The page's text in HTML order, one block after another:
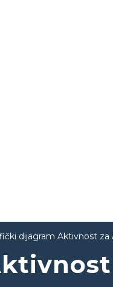
dijagram Aktivnost za